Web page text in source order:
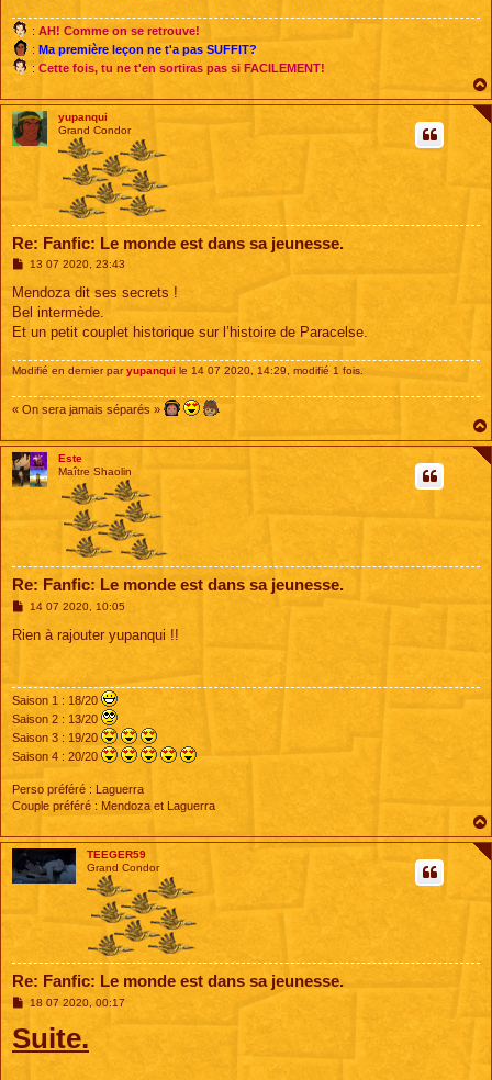
: AH! Comme on se retrouve!
: Ma première leçon ne t'a pas SUFFIT?
: Cette fois, tu ne t'en sortiras pas si FACILEMENT!
yupanqui
Grand Condor
Re: Fanfic: Le monde est dans sa jeunesse.
M
s
a
g
13 07 2020, 23:43
Mendoza dit ses secrets !
Bel intermède.
Et un petit couplet historique sur l’histoire de Paracelse.
Modifié en dernier paryupanqui le 14 07 2020, 14:29, modifié 1 fois.
« On sera jamais séparés »
Este
Maître Shaolin
Re: Fanfic: Le monde est dans sa jeunesse.
M
s
14 07 2020, 10:05
Rien à rajouter yupanqui !!
Saison 1 : 18/20
Saison 2 : 13/20
Saison 3 : 19/20
Saison 4 : 20/20
Perso préféré : Laguerra
Couple préféré : Mendoza et Laguerra
TEEGER59
Grand Condor
Re: Fanfic: Le monde est dans sa jeunesse.
M
s
s
a
18 07 2020, 00:17
Suite.